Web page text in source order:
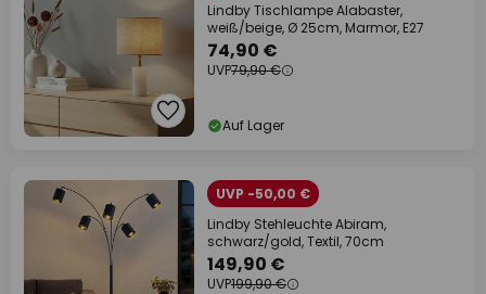
Lindby Tischlampe Alabaster,
weiß/beige, Ø 25cm, Marmor, E27
74,90 €
UVP79,90 €
Auf Lager
UVP -50,00 €
Lindby Stehleuchte Abiram,
schwarz/gold, Textil, 70cm
149,90 €
UVP199,90 €